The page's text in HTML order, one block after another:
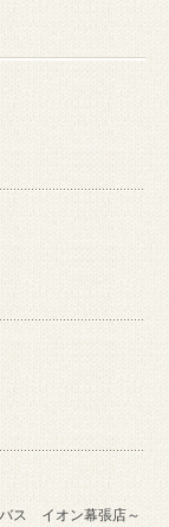
バス イオン幕張店～